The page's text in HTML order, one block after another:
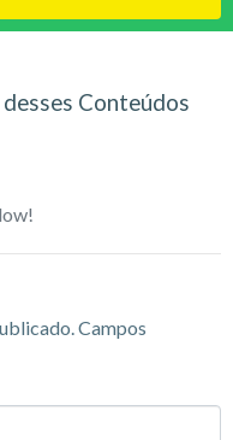
Conteúdos
Campos